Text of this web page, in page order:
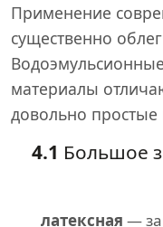
Применение
существенно
материалы
довольно простые
4.1 Большое
латексная —